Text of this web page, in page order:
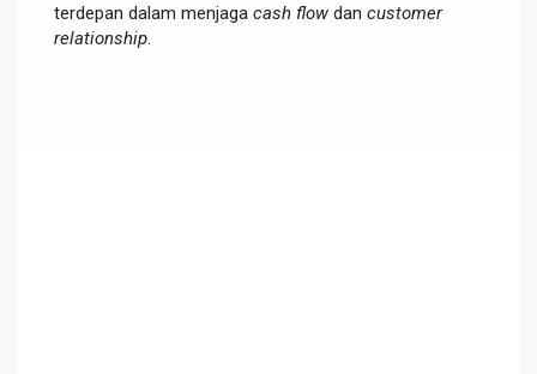
terdepan dalam menjaga cash flow dan customer
relationship